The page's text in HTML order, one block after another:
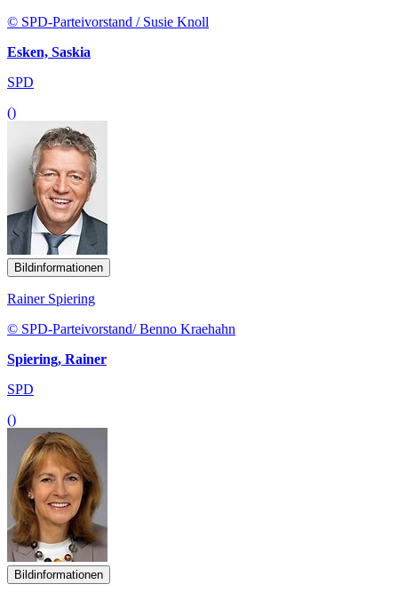
© SPD-Parteivorstand / Susie Knoll
Esken, Saskia
SPD
()
Bildinformationen
Rainer Spiering
© SPD-Parteivorstand/ Benno Kraehahn
Spiering, Rainer
SPD
()
Bildinformationen